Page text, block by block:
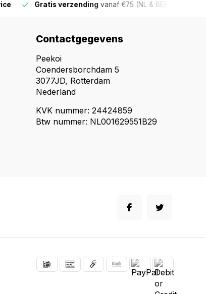
Gratis verzendingvanaf €75 (NL & BE)
Contactgegevens
Peekoi
Coendersborchdam 5
3077JD, Rotterdam
Nederland
KVK nummer: 24424859
Btw nummer: NL001629551B29